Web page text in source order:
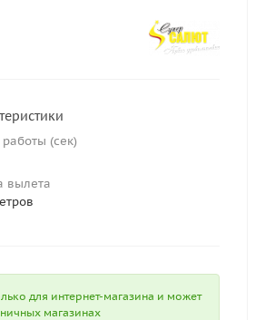
(сек)
вылета
для интернет-магазина и может
магазинах